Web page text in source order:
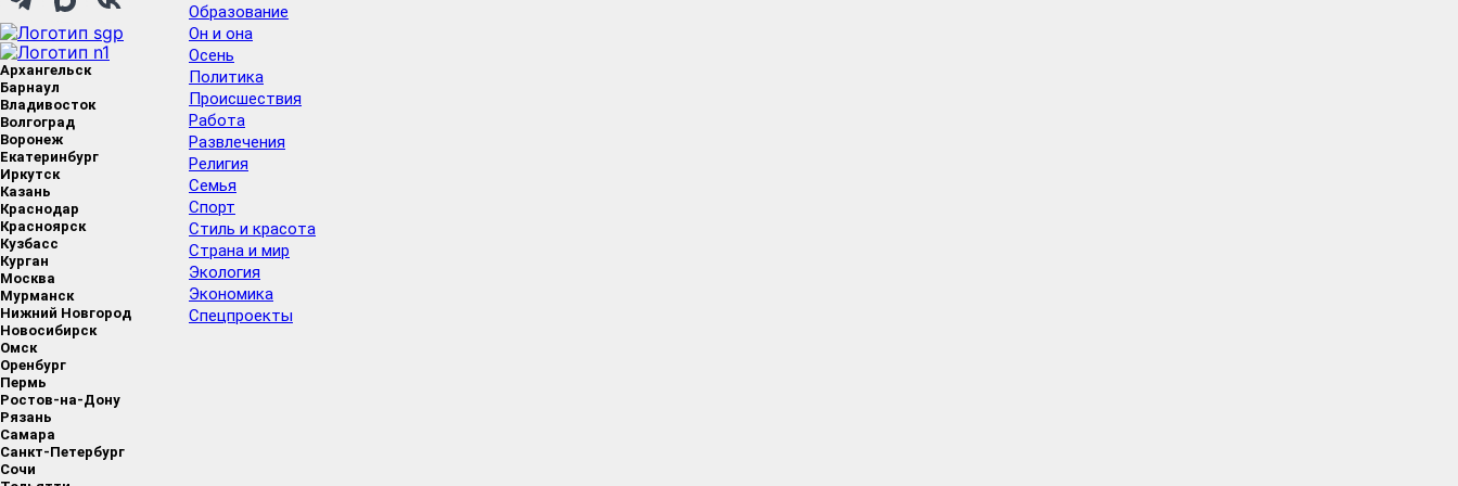
Образование
Он и она
Осень
Политика
Происшествия
Работа
Развлечения
Религия
Семья
Спорт
Стиль и красота
Страна и мир
Экология
Экономика
Спецпроекты
Архангельск
Барнаул
Владивосток
Волгоград
Воронеж
Екатеринбург
Иркутск
Казань
Краснодар
Красноярск
Кузбасс
Курган
Москва
Мурманск
Нижний Новгород
Новосибирск
Омск
Оренбург
Пермь
Ростов-на-Дону
Рязань
Самара
Санкт-Петербург
Сочи